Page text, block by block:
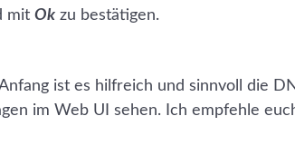
mit Okzu bestätigen.
ist es hilfreich und sinnvoll die
im Web UI sehen. Ich empfehle